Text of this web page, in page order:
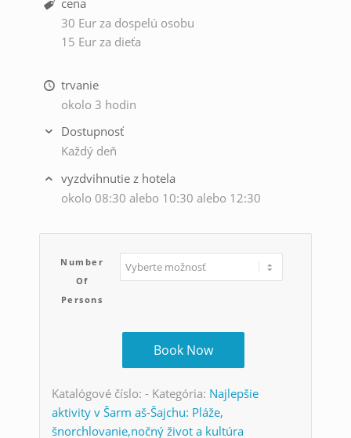
30 Eur za dospelú osobu
15 Eur za dieťa
trvanie
okolo 3 hodin
Dostupnosť
Každý deň
vyzdvihnutie z hotela
okolo 08:30 alebo 10:30 alebo 12:30
Number
Of
Persons
Book Now
Katalógové číslo: - Kategória: Najlepšie
aktivity v Šarm aš-Šajchu: Pláže,
šnorchlovanie,nočný život a kultúra